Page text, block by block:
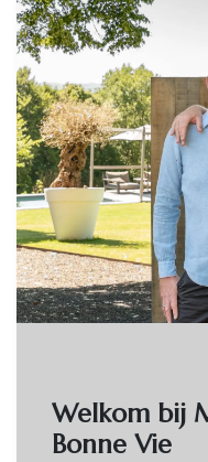
Welkom bij
Bonne Vie